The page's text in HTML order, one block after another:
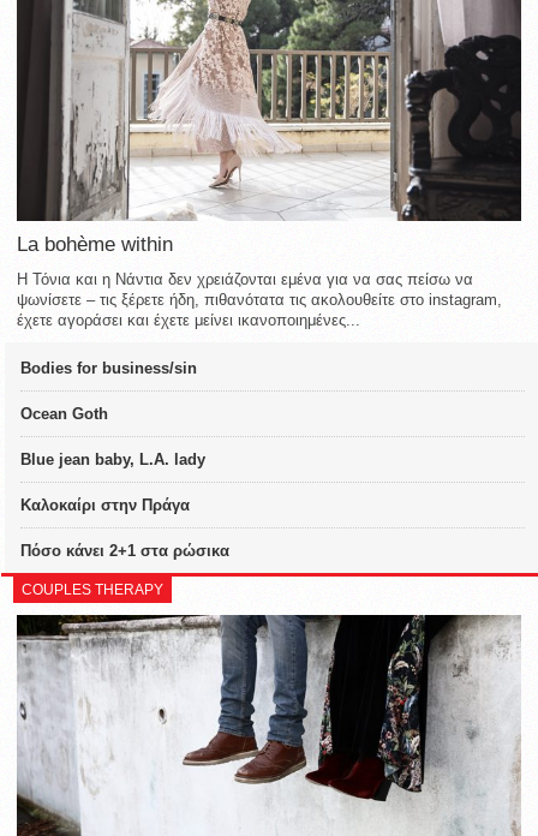
La bohème within
Η Τόνια και η Νάντια δεν χρειάζονται εμένα για να σας πείσω να
ψωνίσετε – τις ξέρετε ήδη, πιθανότατα τις ακολουθείτε στο instagram,
έχετε αγοράσει και έχετε μείνει ικανοποιημένες...
Bodies for business/sin
Ocean Goth
Blue jean baby, L.A. lady
Καλοκαίρι στην Πράγα
Πόσο κάνει 2+1 στα ρώσικα
COUPLES THERAPY